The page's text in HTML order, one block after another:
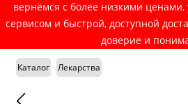
вернёмся с более низкими
сервисом и быстрой, доступной
доверие и
Каталог Лекарства